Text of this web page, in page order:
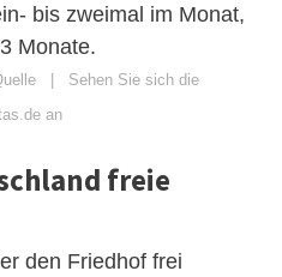
bis zweimal im Monat,
Monate.
| Sehen Sie sich die
an
freie
den Friedhof frei